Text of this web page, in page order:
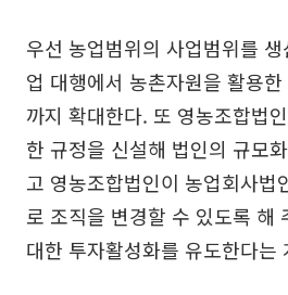
우선 농업범위의 사업범위를
업 대행에서 농촌자원을 활용
까지 확대한다. 또 영농조합법
한 규정을 신설해 법인의 규모
고 영농조합법인이 농업회사법
로 조직을 변경할 수 있도록 해
대한 투자활성화를 유도한다는